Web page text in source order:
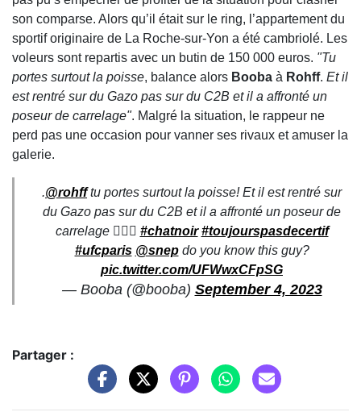
son comparse. Alors qu’il était sur le ring, l’appartement du
sportif originaire de La Roche-sur-Yon a été cambriolé. Les
voleurs sont repartis avec un butin de 150 000 euros. "Tu
portes surtout la poisse, balance alors Booba à Rohff. Et il
est rentré sur du Gazo pas sur du C2B et il a affronté un
poseur de carrelage". Malgré la situation, le rappeur ne
perd pas une occasion pour vanner ses rivaux et amuser la
galerie.
.@rohfftu portes surtout la poisse! Et il est rentré sur
du Gazo pas sur du C2B et il a affronté un poseur de
carrelage 🤦🏽‍♂️ #chatnoir #toujourspasdecertif
#ufcparis @snepdo you know this guy?
pic.twitter.com/UFWwxCFpSG
— Booba (@booba) September 4, 2023
Partager :